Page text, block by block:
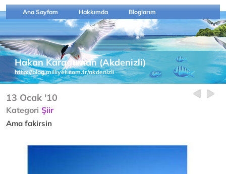
Ana Sayfam Hakkımda Bloglarım
Hakan Karaduman (Akdenizli)
http://blog.milliyet.com.tr/akdenizli
13 Ocak '10
Kategori Şiir
Ama fakirsin